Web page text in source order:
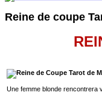
Reine de coupe
Une femme blonde rencontrera